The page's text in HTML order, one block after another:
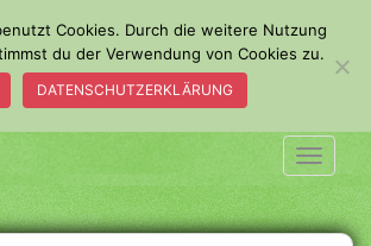
Cookies. Durch die weitere Nutzung
du der Verwendung von Cookies zu.
DATENSCHUTZERKLÄRUNG